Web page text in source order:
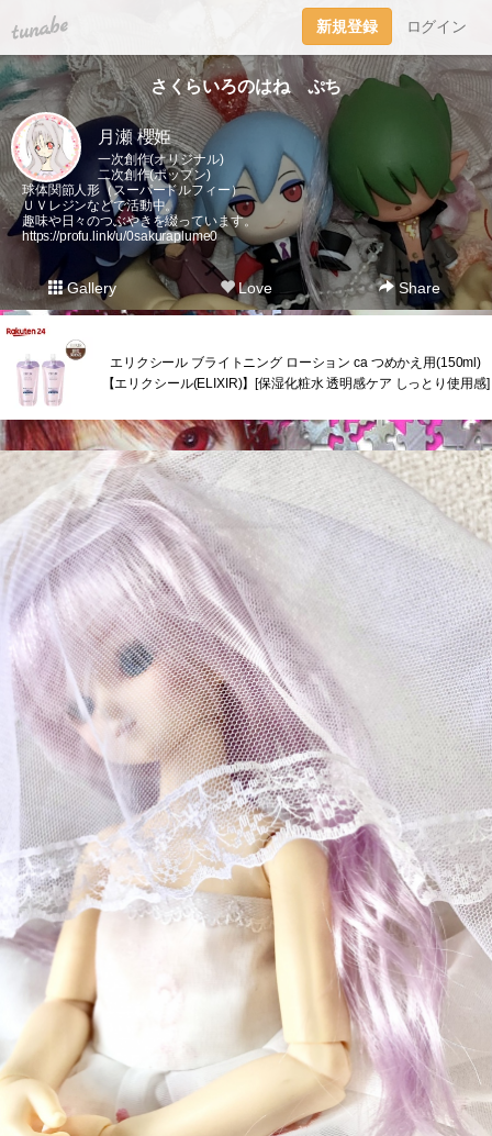
tuna.be 新規登録 ログイン
さくらいろのはね ぷち
月瀬 櫻姫
一次創作(オリジナル)
二次創作(ポップン)
球体関節人形（スーパードルフィー）
ＵＶレジンなどで活動中。
趣味や日々のつぶやきを綴っています。
https://profu.link/u/0sakuraplume0
Gallery Love Share
エリクシール ブライトニング ローション ca つめかえ用(150ml)
【エリクシール(ELIXIR)】[保湿化粧水 透明感ケア しっとり使用感]